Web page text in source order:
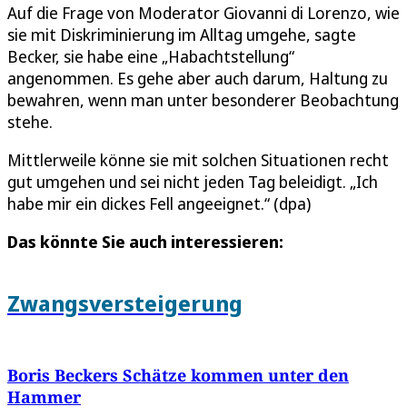
Auf die Frage von Moderator Giovanni di Lorenzo, wie
sie mit Diskriminierung im Alltag umgehe, sagte
Becker, sie habe eine „Habachtstellung“
angenommen. Es gehe aber auch darum, Haltung zu
bewahren, wenn man unter besonderer Beobachtung
stehe.
Mittlerweile könne sie mit solchen Situationen recht
gut umgehen und sei nicht jeden Tag beleidigt. „Ich
habe mir ein dickes Fell angeeignet.“ (dpa)
Das könnte Sie auch interessieren:
Zwangsversteigerung
Boris Beckers Schätze kommen unter den
Hammer